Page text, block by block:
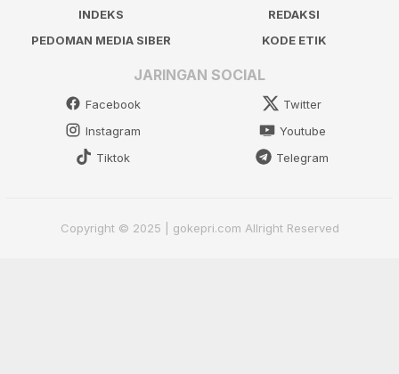
INDEKS
REDAKSI
PEDOMAN MEDIA SIBER
KODE ETIK
JARINGAN SOCIAL
Facebook
Twitter
Instagram
Youtube
Tiktok
Telegram
Copyright © 2025 | gokepri.com Allright Reserved